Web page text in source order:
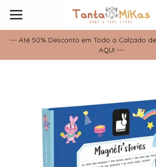
--- Até 50% Desconto em Todo o Calçado
AQUI ---